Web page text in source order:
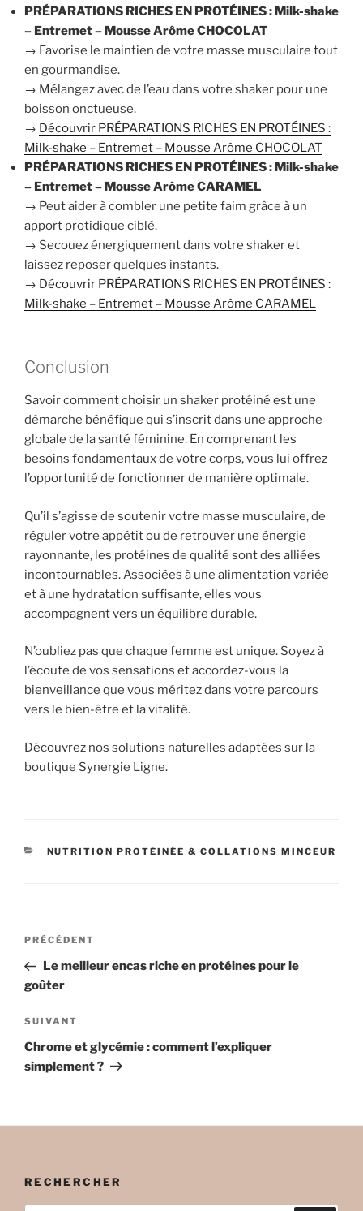
PRÉPARATIONS RICHES EN PROTÉINES : Milk-shake
– Entremet – Mousse Arôme CHOCOLAT
→ Favorise le maintien de votre masse musculaire tout
en gourmandise.
→ Mélangez avec de l’eau dans votre shaker pour une
boisson onctueuse.
→ Découvrir PRÉPARATIONS RICHES EN PROTÉINES :
Milk-shake – Entremet – Mousse Arôme CHOCOLAT
PRÉPARATIONS RICHES EN PROTÉINES : Milk-shake
– Entremet – Mousse Arôme CARAMEL
→ Peut aider à combler une petite faim grâce à un
apport protidique ciblé.
→ Secouez énergiquement dans votre shaker et
laissez reposer quelques instants.
→ Découvrir PRÉPARATIONS RICHES EN PROTÉINES :
Milk-shake – Entremet – Mousse Arôme CARAMEL
Conclusion
Savoir comment choisir un shaker protéiné est une
démarche bénéfique qui s’inscrit dans une approche
globale de la santé féminine. En comprenant les
besoins fondamentaux de votre corps, vous lui offrez
l’opportunité de fonctionner de manière optimale.
Qu’il s’agisse de soutenir votre masse musculaire, de
réguler votre appétit ou de retrouver une énergie
rayonnante, les protéines de qualité sont des alliées
incontournables. Associées à une alimentation variée
et à une hydratation suffisante, elles vous
accompagnent vers un équilibre durable.
N’oubliez pas que chaque femme est unique. Soyez à
l’écoute de vos sensations et accordez-vous la
bienveillance que vous méritez dans votre parcours
vers le bien-être et la vitalité.
Découvrez nos solutions naturelles adaptées sur la
boutique Synergie Ligne.
CATÉGORIES
NUTRITION PROTÉINÉE & COLLATIONS MINCEUR
Navigation
l’article
Article
précédent
PRÉCÉDENT
Le meilleur encas riche en protéines pour le
goûter
Article
suivant
SUIVANT
Chrome et glycémie : comment l’expliquer
simplement ?
RECHERCHER